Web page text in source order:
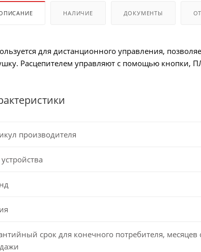
НАЛИЧИЕ ДОКУМЕНТЫ
для дистанционного управления,
Расцепителем управляют с помощью кнопки,
производителя
срок для конечного потребителя, месяцев